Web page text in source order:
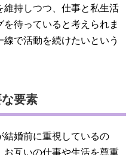
持しつつ、仕事と私生活
待っていると考えられま
で活動を続けたいという
要素
結婚前に重視しているの
お互いの仕事や生活を尊重